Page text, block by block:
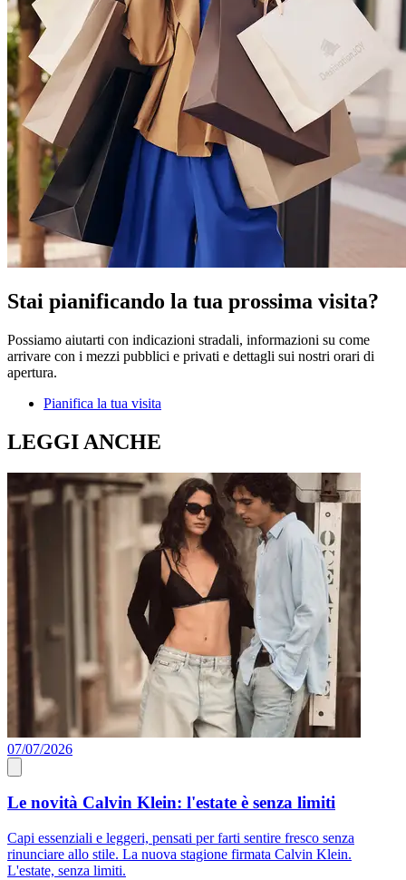
Stai pianificando la tua prossima visita?
Possiamo aiutarti con indicazioni stradali, informazioni su come
arrivare con i mezzi pubblici e privati e dettagli sui nostri orari di
apertura.
Pianifica la tua visita
LEGGI ANCHE
07/07/2026
Le novità Calvin Klein: l'estate è senza limiti
Capi essenziali e leggeri, pensati per farti sentire fresco senza
rinunciare allo stile. La nuova stagione firmata Calvin Klein.
L'estate, senza limiti.